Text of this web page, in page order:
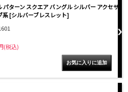
パターン スクエア バングル シルバー アクセサ
系 [シルバーブレスレット]
(税込)